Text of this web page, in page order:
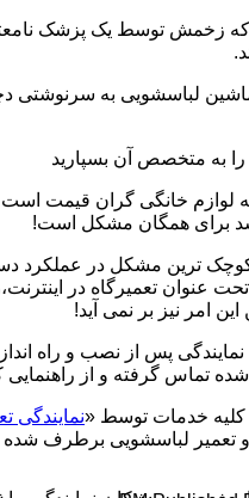
زخمش توسط یک پزشک
ماشین لباسشویی به سرنوشتی
را به متخصص آن بسپارید
لوازم خانگی گران قیمت است
برای همگان مشکل است!
ترین مشکل در عملکرد
عنوان تعمیرگاه در
امر نیز بر نمی آید!
نمایندگی پس از نصب و راه
شده تماس گرفته و از
کلیه خدمات توسط «نمایندگی
و تعمیر لباسشویی برطرف شده